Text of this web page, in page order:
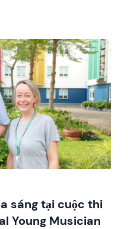
sáng tại cuộc thi
Young Musician